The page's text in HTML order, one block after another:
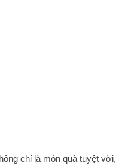
chỉ là món quà tuyệt vời,